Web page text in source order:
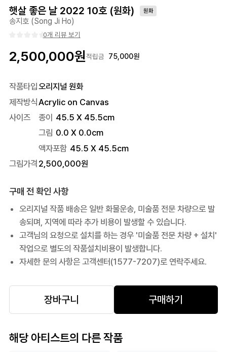
햇살 좋은 날 2022 10호 (원화) 원화
송지호 (Song Ji Ho)
0개 리뷰 보기
2,500,000원적립금 75,000원
작품타입오리지널 원화
제작방식Acrylic on Canvas
사이즈
종이 45.5 X 45.5cm
그림 0.0 X 0.0cm
액자포함 45.5 X 45.5cm
그림가격 2,500,000원
구매 전 확인 사항
오리지널 작품 배송은 일반 화물운송, 미술품 전문 차량으로 발
송되며, 지역에 따라 추가 비용이 발생할 수 있습니다.
고객님의 요청으로 설치를 하는 경우 '미술품 전문 차량 + 설치'
작업으로 별도의 작품설치비용이 발생합니다.
자세한 문의 사항은 고객센터(1577-7207)로 연락주세요.
장바구니 구매하기
해당 아티스트의 다른 작품